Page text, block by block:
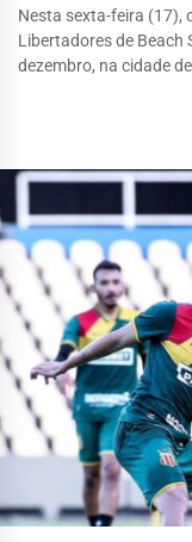
Nesta sexta-feira (17),
Libertadores de Beach
dezembro, na cidade